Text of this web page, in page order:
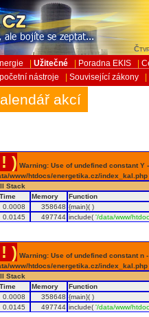
Užitečné Poradna EKIS
nástroje Související zákony
akcí
) Warning: Use of undefined constant
www/htdocs/energetika.cz/
Stack
Time Memory
Function
0.0008 358648 {main}( )
0.0145 497744 include('/data/www/
) Warning: Use of undefined constant
www/htdocs/energetika.cz/
Stack
Time Memory
Function
0.0008 358648 {main}( )
0.0145 497744 include('/data/www/